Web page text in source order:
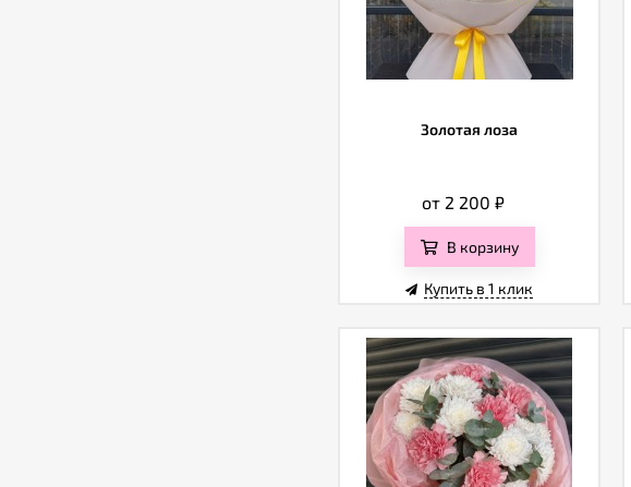
Золотая лоза
от 2 200 ₽
В корзину
Купить в 1 клик